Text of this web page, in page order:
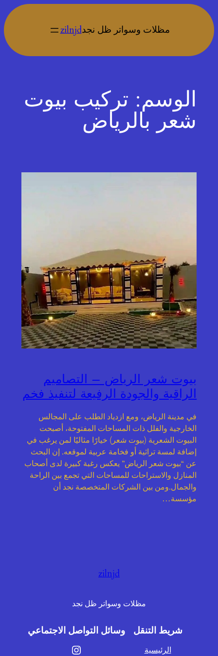
تخطى
إلى
المحتوى
مظلات وسواتر ظل نجدzilnjd
الوسم: تركيب بيوت
شعر بالرياض
بيوت شعر الرياض – التصاميم
الراقية والجودة الرفيعة لتنفيذ فخم
في مدينة الرياض، ومع ازدياد الطلب على المجالس
الخارجية والفلل ذات المساحات المفتوحة، أصبحت
البيوت الشعرية (بيوت شعر) خيارًا مثاليًا لمن يرغب في
إضافة لمسة تراثية أو فخامة عربية لموقعه. إن البحث
عن “بيوت شعر الرياض” يعكس رغبة كبيرة لدى أصحاب
المنازل والاستراحات للمساحات التي تجمع بين الراحة
والجمال.ومن بين الشركات المتخصصة نجد أن
مؤسسة…
zilnjd
مظلات وسواتر ظل نجد
شريط التنقل
الرئيسية
وسائل التواصل الاجتماعي
إنستجرام